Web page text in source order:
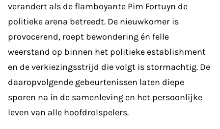
verandert als de flamboyante Pim Fortuyn de
politieke arena betreedt. De nieuwkomer is
provocerend, roept bewondering én felle
weerstand op binnen het politieke establishment
en de verkiezingsstrijd die volgt is stormachtig. De
daaropvolgende gebeurtenissen laten diepe
sporen na in de samenleving en het persoonlijke
leven van alle hoofdrolspelers.